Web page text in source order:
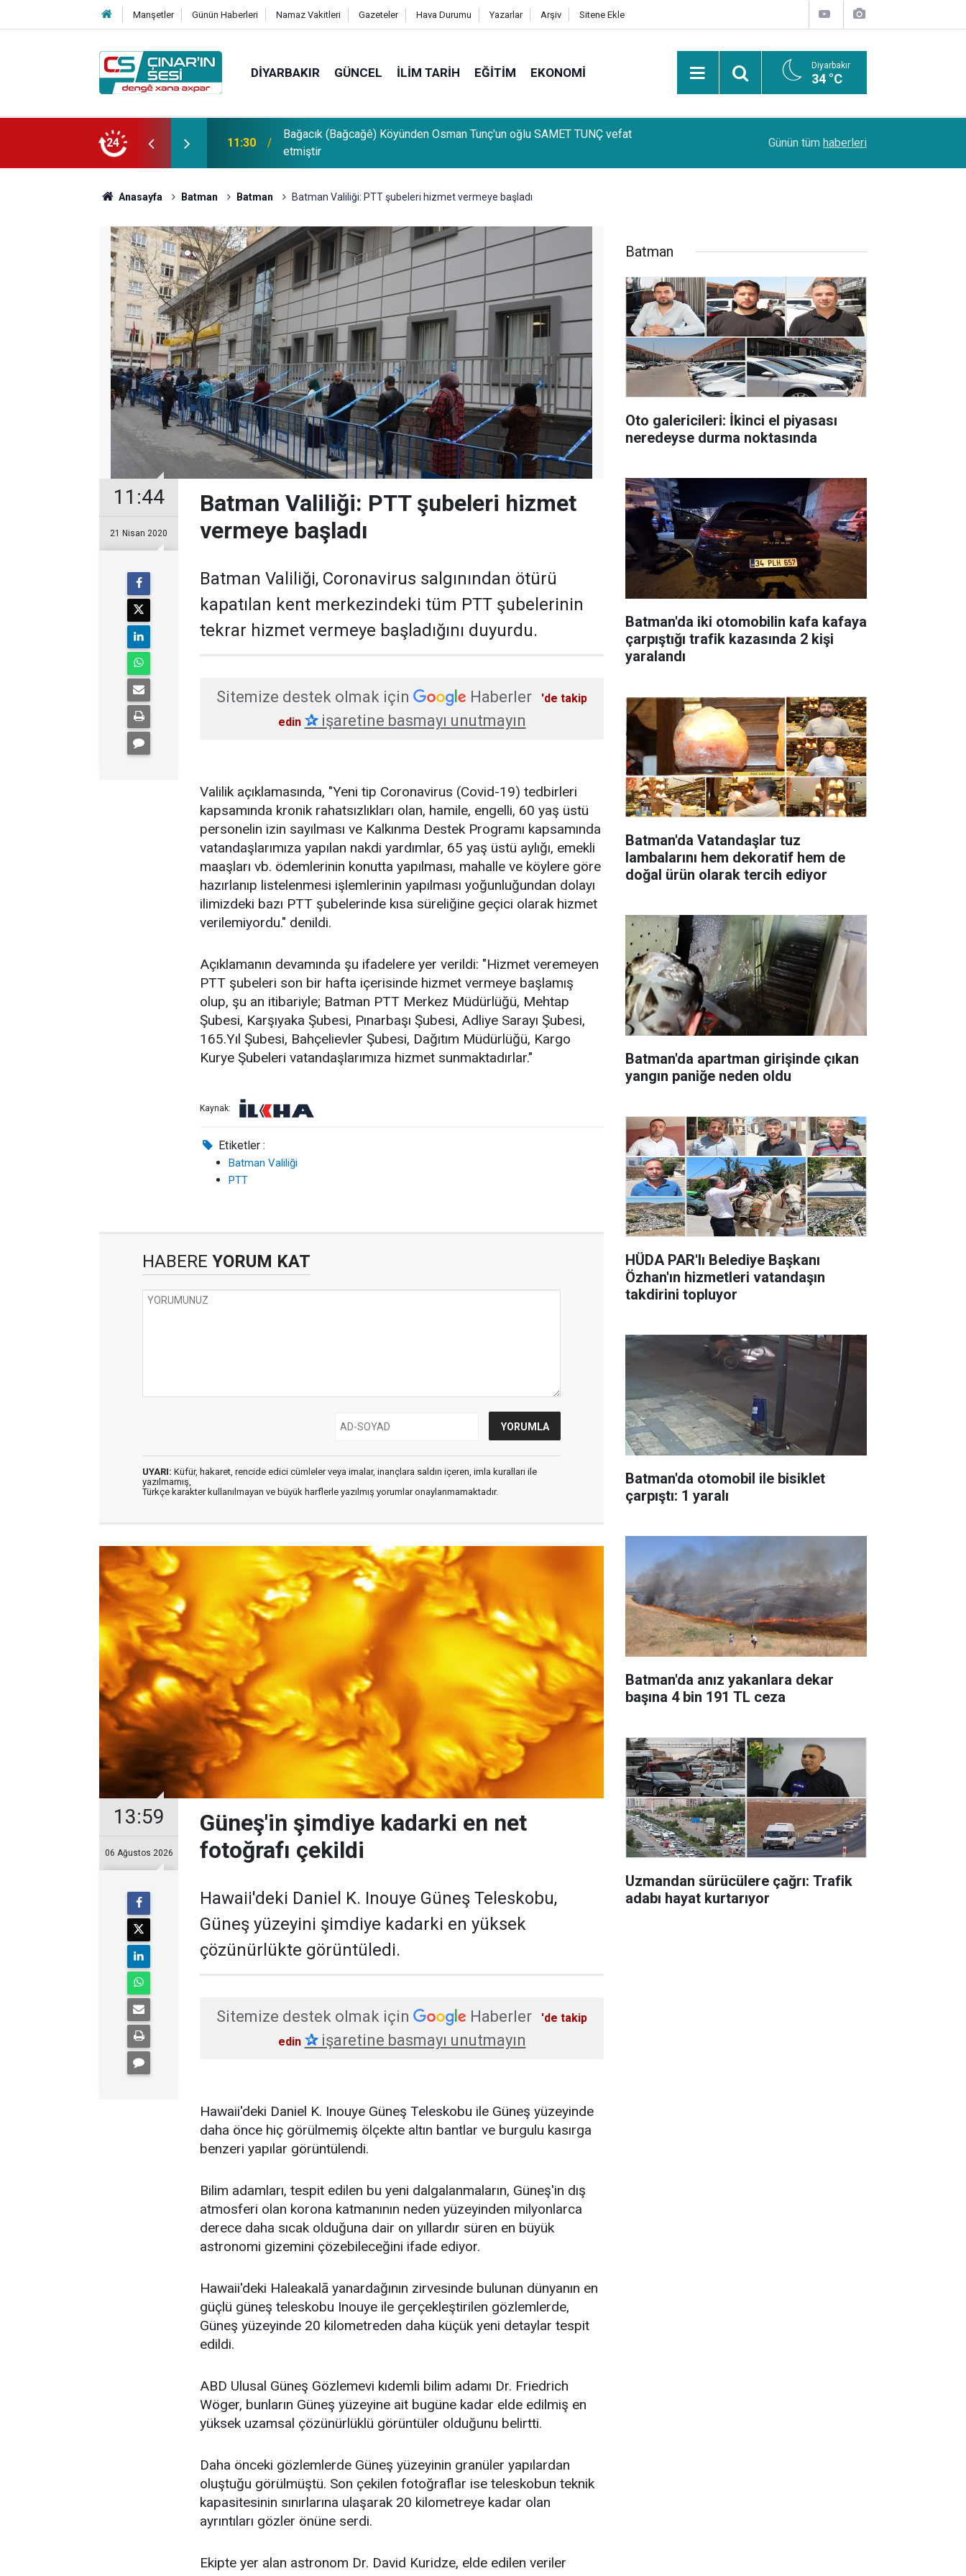
Manşetler Günün Haberleri Namaz Vakitleri Gazeteler Hava Durumu Yazarlar Arşiv Sitene Ekle
DIYARBAKIR GÜNCEL İLIM TARIH EĞITIM EKONOMI Diyarbakır
34 °C
24 11:30
Bağacık (Bağcağê) Köyünden Osman Tunç'un oğlu SAMET TUNÇ vefat
etmiştir
başarı sırasına göre tercih yapılmalı
Günün tüm haberleri
Anasayfa Batman Batman Batman Valiliği: PTT şubeleri hizmet vermeye başladı
11:44
21 Nisan 2020
Batman Valiliği: PTT şubeleri hizmet
vermeye başladı
Batman Valiliği, Coronavirus salgınından ötürü
kapatılan kent merkezindeki tüm PTT şubelerinin
tekrar hizmet vermeye başladığını duyurdu.
Sitemize destek olmak için Haberler
'de takip
edin ✰işaretine basmayı unutmayın
Valilik açıklamasında, "Yeni tip Coronavirus (Covid-19) tedbirleri
kapsamında kronik rahatsızlıkları olan, hamile, engelli, 60 yaş üstü
personelin izin sayılması ve Kalkınma Destek Programı kapsamında
vatandaşlarımıza yapılan nakdi yardımlar, 65 yaş üstü aylığı, emekli
maaşları vb. ödemlerinin konutta yapılması, mahalle ve köylere göre
hazırlanıp listelenmesi işlemlerinin yapılması yoğunluğundan dolayı
ilimizdeki bazı PTT şubelerinde kısa süreliğine geçici olarak hizmet
verilemiyordu." denildi.
Açıklamanın devamında şu ifadelere yer verildi: "Hizmet veremeyen
PTT şubeleri son bir hafta içerisinde hizmet vermeye başlamış
olup, şu an itibariyle; Batman PTT Merkez Müdürlüğü, Mehtap
Şubesi, Karşıyaka Şubesi, Pınarbaşı Şubesi, Adliye Sarayı Şubesi,
165.Yıl Şubesi, Bahçelievler Şubesi, Dağıtım Müdürlüğü, Kargo
Kurye Şubeleri vatandaşlarımıza hizmet sunmaktadırlar."
Kaynak:
Etiketler :
Batman Valiliği
PTT
HABERE YORUM KAT
UYARI: Küfür, hakaret, rencide edici cümleler veya imalar, inançlara saldırı içeren, imla kuralları ile
yazılmamış,
Türkçe karakter kullanılmayan ve büyük harflerle yazılmış yorumlar onaylanmamaktadır.
13:59
06 Ağustos 2026
Güneş'in şimdiye kadarki en net
fotoğrafı çekildi
Hawaii'deki Daniel K. Inouye Güneş Teleskobu,
Güneş yüzeyini şimdiye kadarki en yüksek
çözünürlükte görüntüledi.
Sitemize destek olmak için Haberler
'de takip
edin ✰işaretine basmayı unutmayın
Hawaii'deki Daniel K. Inouye Güneş Teleskobu ile Güneş yüzeyinde
daha önce hiç görülmemiş ölçekte altın bantlar ve burgulu kasırga
benzeri yapılar görüntülendi.
Bilim adamları, tespit edilen bu yeni dalgalanmaların, Güneş'in dış
atmosferi olan korona katmanının neden yüzeyinden milyonlarca
derece daha sıcak olduğuna dair on yıllardır süren en büyük
astronomi gizemini çözebileceğini ifade ediyor.
Hawaii'deki Haleakalā yanardağının zirvesinde bulunan dünyanın en
güçlü güneş teleskobu Inouye ile gerçekleştirilen gözlemlerde,
Güneş yüzeyinde 20 kilometreden daha küçük yeni detaylar tespit
edildi.
ABD Ulusal Güneş Gözlemevi kıdemli bilim adamı Dr. Friedrich
Wöger, bunların Güneş yüzeyine ait bugüne kadar elde edilmiş en
yüksek uzamsal çözünürlüklü görüntüler olduğunu belirtti.
Daha önceki gözlemlerde Güneş yüzeyinin granüler yapılardan
oluştuğu görülmüştü. Son çekilen fotoğraflar ise teleskobun teknik
kapasitesinin sınırlarına ulaşarak 20 kilometreye kadar olan
ayrıntıları gözler önüne serdi.
Ekipte yer alan astronom Dr. David Kuridze, elde edilen veriler
Batman
Oto galericileri: İkinci el piyasası
neredeyse durma noktasında
Batman'da iki otomobilin kafa kafaya
çarpıştığı trafik kazasında 2 kişi
yaralandı
Batman'da Vatandaşlar tuz
lambalarını hem dekoratif hem de
doğal ürün olarak tercih ediyor
Batman'da apartman girişinde çıkan
yangın paniğe neden oldu
HÜDA PAR'lı Belediye Başkanı
Özhan'ın hizmetleri vatandaşın
takdirini topluyor
Batman'da otomobil ile bisiklet
çarpıştı: 1 yaralı
Batman'da anız yakanlara dekar
başına 4 bin 191 TL ceza
Uzmandan sürücülere çağrı: Trafik
adabı hayat kurtarıyor